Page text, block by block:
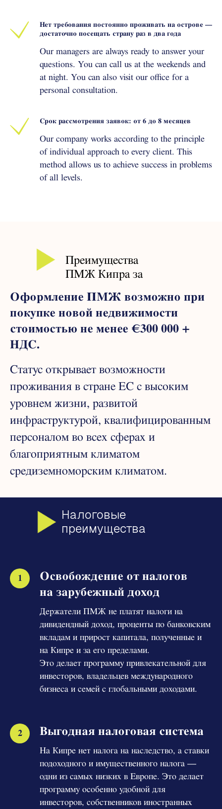
Нет требования постоянно проживать на острове —
достаточно посещать страну раз в два года
Our managers are always ready to answer your
questions. You can call us at the weekends and
at night. You can also visit our office for a
personal consultation.
Срок рассмотрения заявок: от 6 до 8 месяцев
Our company works according to the principle
of individual approach to every client. This
method allows us to achieve success in problems
of all levels.
Преимущества
ПМЖ Кипра за
Оформление ПМЖ возможно при
покупке новой недвижимости
стоимостью не менее €300 000 +
НДС.
Статус открывает возможности
проживания в стране ЕС с высоким
уровнем жизни, развитой
инфраструктурой, квалифицированным
персоналом во всех сферах и
благоприятным климатом
средиземноморским климатом.
Налоговые
преимущества
Освобождение от налогов
на зарубежный доход
Держатели ПМЖ не платят налоги на
дивидендный доход, проценты по банковским
вкладам и прирост капитала, полученные и
на Кипре и за его пределами.
Это делает программу привлекательной для
инвесторов, владельцев международного
бизнеса и семей с глобальными доходами.
Выгодная налоговая система
На Кипре нет налога на наследство, а ставки
подоходного и имущественного налога —
одни из самых низких в Европе. Это делает
программу особенно удобной для
инвесторов, собственников иностранных